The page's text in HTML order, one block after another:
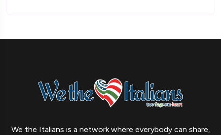
We the Italians is a network where everybody can share,